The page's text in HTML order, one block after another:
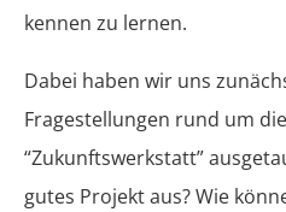
kennen zu lernen.
Dabei haben wir uns
Fragestellungen rund um
“Zukunftswerkstatt”
gutes Projekt aus? Wie